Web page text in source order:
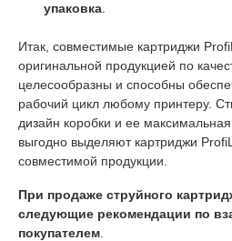
упаковка.
Итак, совместимые картриджи
оригинальной продукцией по
целесообразны и способны
рабочий цикл любому принтеру.
дизайн коробки и ее
выгодно выделяют картриджи
совместимой продукции.
При продаже струйного
следующие рекомендации по
покупателем